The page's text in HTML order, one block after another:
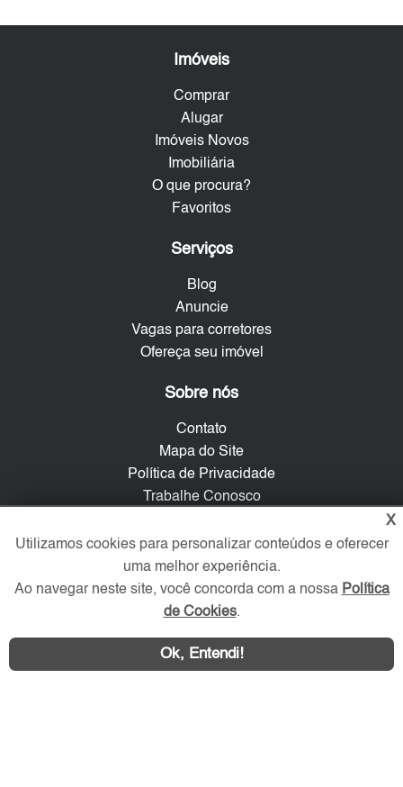
Imóveis
Comprar
Alugar
Imóveis Novos
Imobiliária
O que procura?
Favoritos
Serviços
Blog
Anuncie
Vagas para corretores
Ofereça seu imóvel
Sobre nós
Contato
Mapa do Site
Política de Privacidade
Trabalhe Conosco
Verificada por
Redes Sociais
X
Utilizamos cookies para personalizar conteúdos e oferecer
uma melhor experiência.
Ao navegar neste site, você concorda com a nossa Política
de Cookies.
Ok, Entendi!